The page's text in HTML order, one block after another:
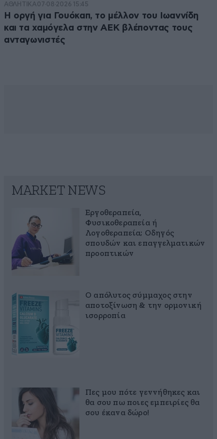
ΑΘΛΗΤΙΚΑ07·08·2026 15:45
Η οργή για Γουόκαπ, το μέλλον του Ιωαννίδη
και τα χαμόγελα στην ΑΕΚ βλέποντας τους
ανταγωνιστές
MARKET NEWS
Εργοθεραπεία,
Φυσικοθεραπεία ή
Λογοθεραπεία; Οδηγός
σπουδών και επαγγελματικών
προοπτικών
Ο απόλυτος σύμμαχος στην
αποτοξίνωση & την ορμονική
ισορροπία
Πες μου πότε γεννήθηκες και
θα σου πω ποιες εμπειρίες θα
σου έκανα δώρο!